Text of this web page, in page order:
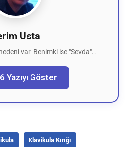
Usta
var. Benimki ise "Sevda"…
Yazıyı Göster
Klavikula Kırığı